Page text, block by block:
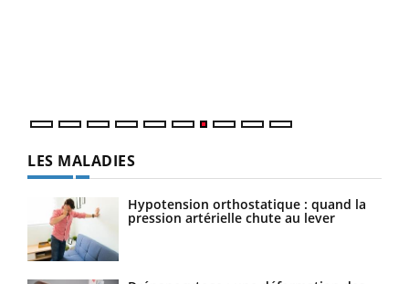
LES MALADIES
Hypotension orthostatique : quand la
pression artérielle chute au lever